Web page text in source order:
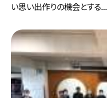
い思い出作りの機会とする...